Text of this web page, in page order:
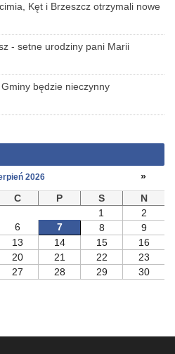
Kęt i Brzeszcz otrzymali nowe
- setne urodziny pani Marii
będzie nieczynny
2026
»
C P S
N
1
2
6 7 8
9
13 14 15
16
20 21 22
23
27 28 29
30